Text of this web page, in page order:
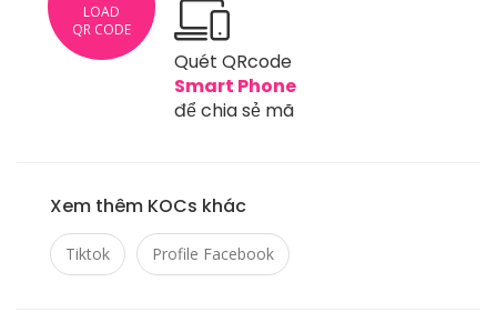
LOAD
QR CODE
Quét QRcode
Smart Phone
để chia sẻ mã
Xem thêm KOCs khác
Tiktok Profile Facebook